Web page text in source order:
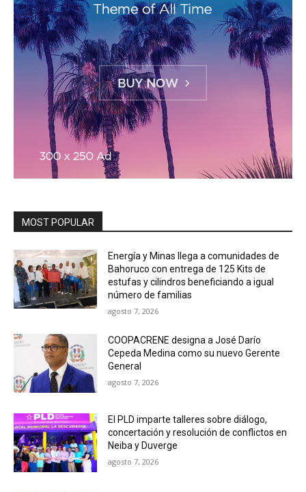
MOST POPULAR
Energía y Minas llega a comunidades de
Bahoruco con entrega de 125 Kits de
estufas y cilindros beneficiando a igual
número de familias
agosto 7, 2026
COOPACRENE designa a José Darío
Cepeda Medina como su nuevo Gerente
General
agosto 7, 2026
El PLD imparte talleres sobre diálogo,
concertación y resolución de conflictos en
Neiba y Duverge
agosto 7, 2026